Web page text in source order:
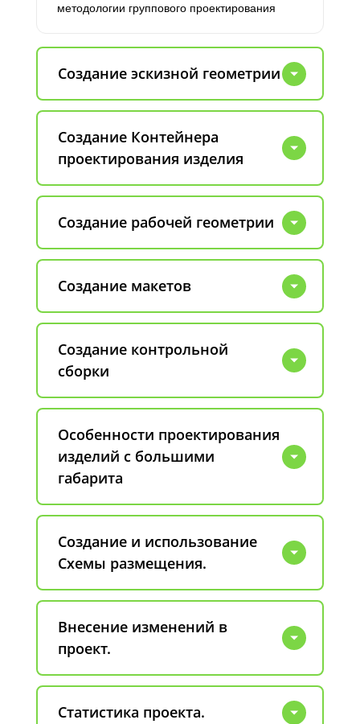
методологии группового проектирования
Создание эскизной геометрии
Создание Контейнера
проектирования изделия
Создание рабочей геометрии
Создание макетов
Создание контрольной
сборки
Особенности проектирования
изделий с большими
габарита
Создание и использование
Схемы размещения.
Внесение изменений в
проект.
Статистика проекта.